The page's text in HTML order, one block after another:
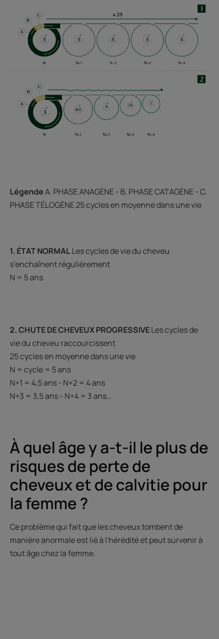
LégendeA. PHASE ANAGÈNE - B. PHASE CATAGÈNE - C.
PHASE TÉLOGÈNE 25 cycles en moyenne dans une vie
1. ÉTAT NORMALLes cycles de vie du cheveu
s’enchaînent régulièrement
N = 5 ans
2. CHUTE DE CHEVEUX PROGRESSIVELes cycles de
vie du cheveu raccourcissent
25 cycles en moyenne dans une vie
N = cycle = 5 ans
N+1 = 4,5 ans - N+2 = 4 ans
N+3 = 3,5 ans - N+4 = 3 ans…
À quel âge y a-t-il le plus de
risques de perte de
cheveux et de calvitie pour
la femme ?
Ce problème qui fait que les cheveux tombent de
manière anormale est lié à l'hérédité et peut survenir à
tout âge chez la femme.